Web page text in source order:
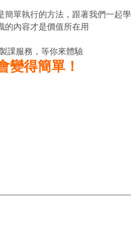
單執行的方法，跟著我們一起學
內容才是價值所在用
課服務，等你來體驗
變得簡單！